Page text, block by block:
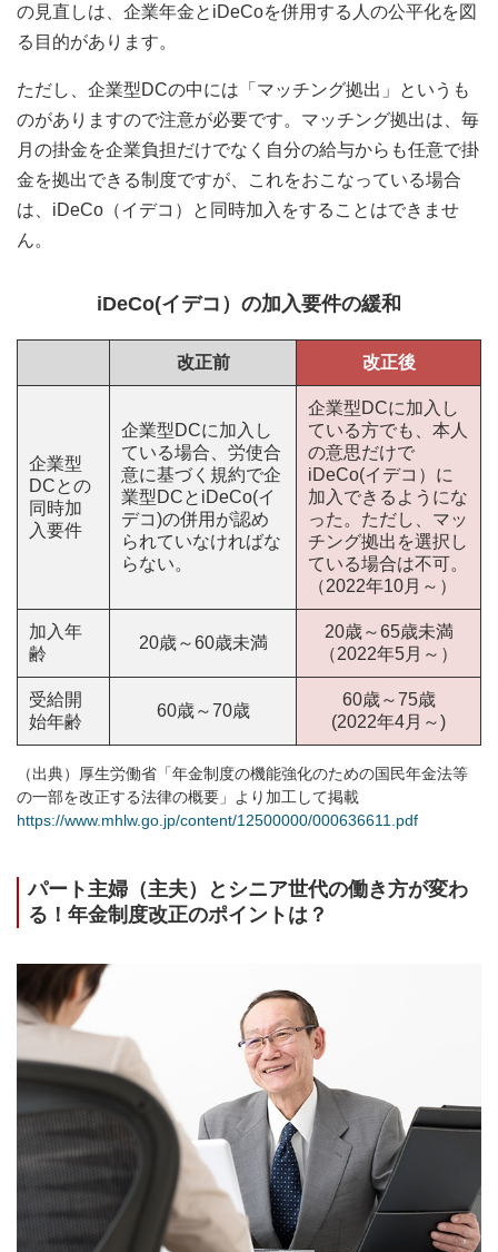
の見直しは、企業年金とiDeCoを併用する人の公平化を図
る目的があります。
ただし、企業型DCの中には「マッチング拠出」というも
のがありますので注意が必要です。マッチング拠出は、毎
月の掛金を企業負担だけでなく自分の給与からも任意で掛
金を拠出できる制度ですが、これをおこなっている場合
は、iDeCo（イデコ）と同時加入をすることはできませ
ん。
iDeCo(イデコ）の加入要件の緩和
改正前 改正後
企業型
DCとの
同時加
入要件
企業型DCに加入し
ている場合、労使合
意に基づく規約で企
業型DCとiDeCo(イ
デコ)の併用が認め
られていなければな
らない。
企業型DCに加入し
ている方でも、本人
の意思だけで
iDeCo(イデコ）に
加入できるようにな
った。ただし、マッ
チング拠出を選択し
ている場合は不可。
（2022年10月～）
加入年
齢
20歳～60歳未満
20歳～65歳未満
（2022年5月～）
受給開
始年齢
60歳～70歳
60歳～75歳
(2022年4月～)
（出典）厚生労働省「年金制度の機能強化のための国民年金法等
の一部を改正する法律の概要」より加工して掲載
https://www.mhlw.go.jp/content/12500000/000636611.pdf
パート主婦（主夫）とシニア世代の働き方が変わ
る！年金制度改正のポイントは？